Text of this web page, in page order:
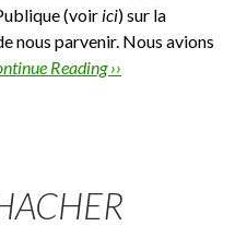
(voir ici) sur la
nous parvenir. Nous avions
Reading ››